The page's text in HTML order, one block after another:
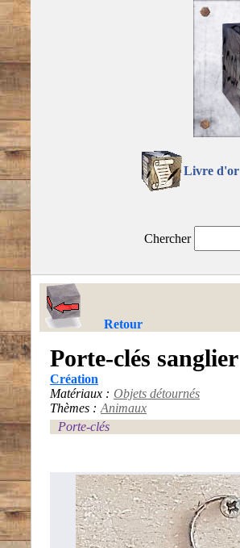
Livre d'or
Chercher
Retour
Porte-clés sanglier
Création
Matériaux : Objets détournés
Thèmes : Animaux
Porte-clés